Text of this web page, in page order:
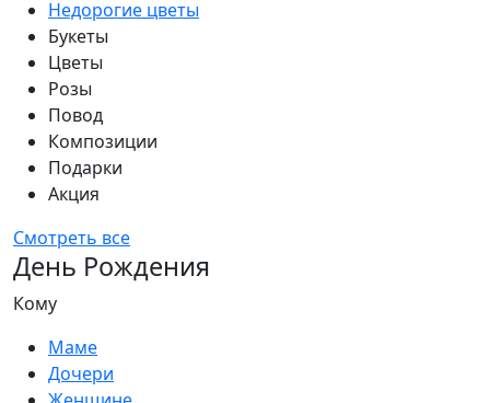
Недорогие цветы
Букеты
Цветы
Розы
Повод
Композиции
Подарки
Акция
Смотреть все
День Рождения
Кому
Маме
Дочери